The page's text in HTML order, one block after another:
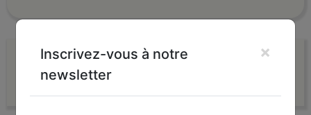
Autres Videos
Inscrivez-vous à notre
newsletter
×